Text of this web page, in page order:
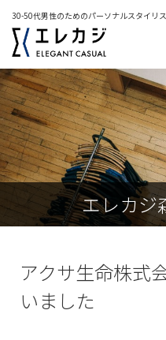
30-50代男性のためのパーソナルスタイリ
エレカジ
アクサ生命株式
いました